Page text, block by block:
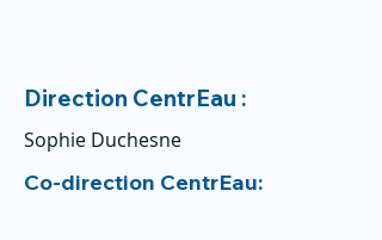
Direction CentrEau :
Sophie Duchesne
Co-direction CentrEau: